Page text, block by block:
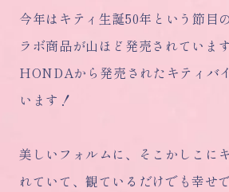
今年はキティ生誕50年という節目
ラボ商品が山ほど発売されていま
HONDAから発売されたキティバ
います！
美しいフォルムに、そこかしこに
れていて、観ているだけでも幸せ